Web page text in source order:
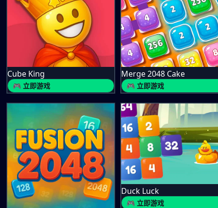
Cube King
🎮 立即游戏
Merge 2048 Cake
🎮 立即游戏
Duck Luck
🎮 立即游戏